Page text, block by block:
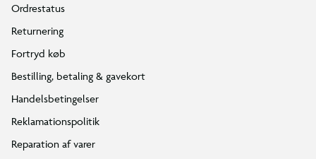
Ordrestatus
Returnering
Fortryd køb
Bestilling, betaling & gavekort
Handelsbetingelser
Reklamationspolitik
Reparation af varer